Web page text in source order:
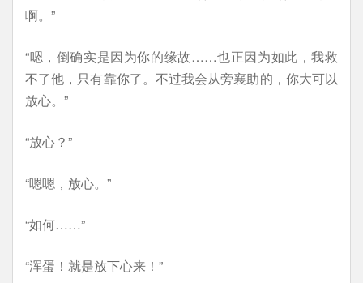
啊。”
“嗯，倒确实是因为你的缘故……也正因为如此，我救
不了他，只有靠你了。不过我会从旁襄助的，你大可以
放心。”
“放心？”
“嗯嗯，放心。”
“如何……”
“浑蛋！就是放下心来！”